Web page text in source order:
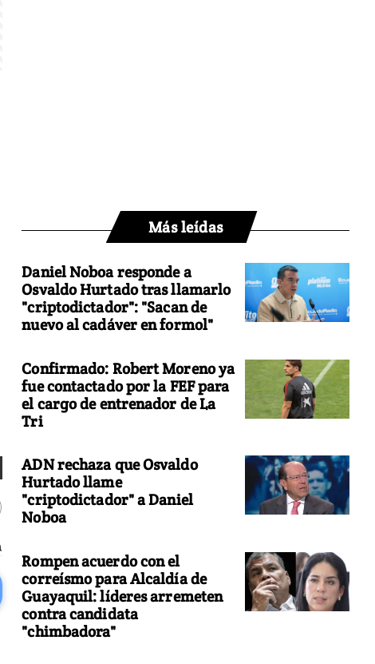
Más leídas
Daniel Noboa responde a
Osvaldo Hurtado tras llamarlo
"criptodictador": "Sacan de
nuevo al cadáver en formol"
Confirmado: Robert Moreno ya
fue contactado por la FEF para
el cargo de entrenador de La
Tri
ADN rechaza que Osvaldo
Hurtado llame
"criptodictador" a Daniel
Noboa
Rompen acuerdo con el
correísmo para Alcaldía de
Guayaquil: líderes arremeten
contra candidata
"chimbadora"